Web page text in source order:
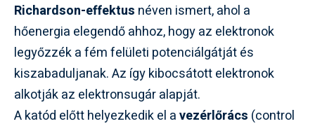
Richardson-effektus néven ismert, ahol a
hőenergia elegendő ahhoz, hogy az elektronok
legyőzzék a fém felületi potenciálgátját és
kiszabaduljanak. Az így kibocsátott elektronok
alkotják az elektronsugár alapját.
A katód előtt helyezkedik el avezérlőrács (control